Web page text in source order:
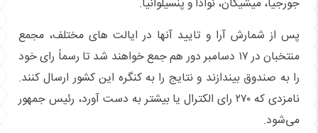
پس از شمارش آرا و تایید آنها در ایالت های مختلف، مجمع
منتخبان در ۱۷ دسامبر دور هم جمع خواهند شد تا رسماً رای خود
را به صندوق بیندازند و نتایج را به کنگره این کشور ارسال کنند.
نامزدی که ۲۷۰ رای الکترال یا بیشتر به دست آورد، رئیس جمهور
می‌شود.